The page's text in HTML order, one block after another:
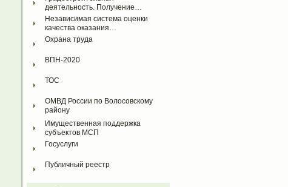
деятельность. Получение…
Независимая система оценки
качества оказания…
Охрана труда
ВПН-2020
ТОС
ОМВД России по Волосовскому
району
Имущественная поддержка
субъектов МСП
Госуслуги
Публичный реестр